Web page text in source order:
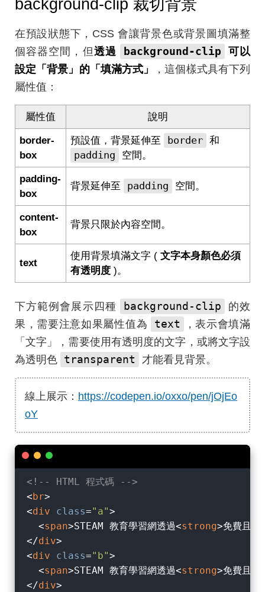
background-clip 裁切背景
在預設狀態下，CSS 會讓背景色或背景圖填滿整
個容器空間，但透過 background-clip
可以
設定「背景」的「填滿方式」
，這個樣式具有下列
屬性值：
屬性值 說明
border-
box
預設值，背景延伸至 border 和
padding 空間。
padding-
box
背景延伸至 padding 空間。
content-
box
背景只限於內容空間。
text
使用背景填滿文字 ( 文字本身顏色必須
有透明度 )。
下方範例會展示四種 background-clip
的效
果，需要注意如果屬性值為
text
，表示會填滿
「文字」，需要使用有透明度的文字，或將文字設
為透明色 transparent 才能看見背景。
線上展示： https://codepen.io/oxxo/pen/jOjEo
oY
<!-- HTML 程式碼 -->
< br>
<div class="a">
<span>STEAM 教育學習網透過<strong>免費且高
</div>
<div class="b">
<span>STEAM 教育學習網透過<strong>免費且高
</div>